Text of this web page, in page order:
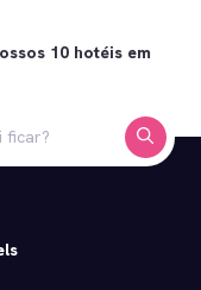
10 hotéis em